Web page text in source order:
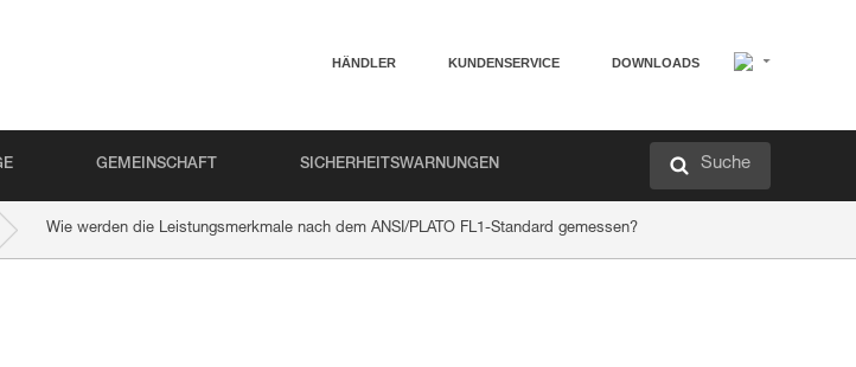
HÄNDLER KUNDENSERVICE DOWNLOADS
GEMEINSCHAFT SICHERHEITSWARNUNGEN Suche
Wie werden die Leistungsmerkmale nach dem ANSI/PLATO FL1-Standard gemessen?